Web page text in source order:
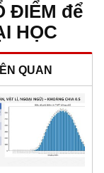
ĐIỂM để
HỌC
QUAN